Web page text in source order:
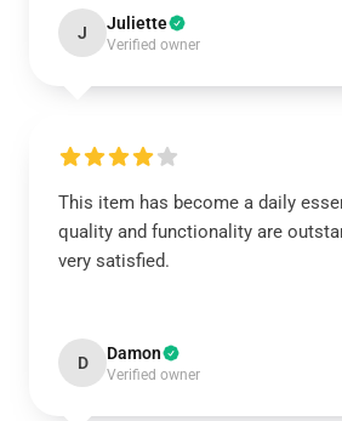
J Juliette
Verified owner
This item has become a daily
quality and functionality are
very satisfied.
D Damon
Verified owner